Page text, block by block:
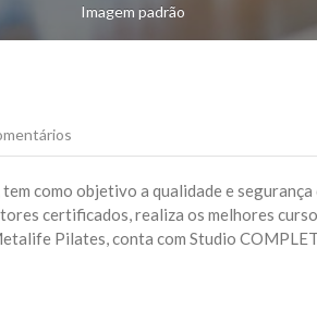
Imagem padrão
como objetivo a qualidade e
certificados, realiza os melhores
Pilates, conta com Studio